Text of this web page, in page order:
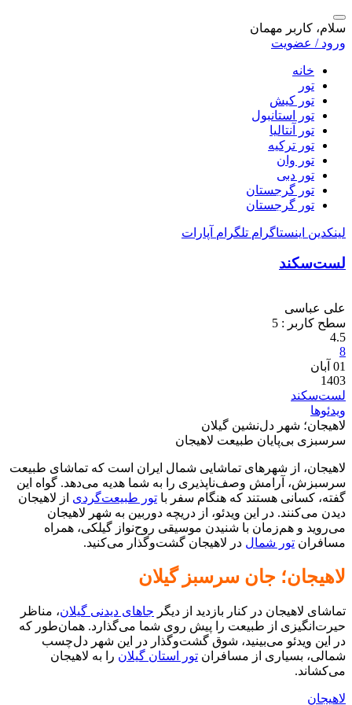
سلام، کاربر مهمان
ورود / عضویت
خانه
تور
تور کیش
تور استانبول
تور آنتالیا
تور ترکیه
تور وان
تور دبی
تور گرجستان
تور گرجستان
لینکدین اینستاگرام تلگرام آپارات
لست‌سکند
علی عباسی
سطح کاربر : 5
4.5
8
01 آبان
1403
لست‌سکند
ویدئوها
لاهیجان؛ شهر دل‌نشین گیلان
سرسبزی بی‌پایان طبیعت لاهیجان
لاهیجان، از شهرهای تماشایی شمال ایران است که تماشای طبیعت
سرسبزش، آرامش وصف‌ناپذیری را به شما هدیه می‌دهد. گواه این
گفته، کسانی هستند که هنگام سفر با تور طبیعت‌گردی از لاهیجان
دیدن می‌کنند. در این ویدئو، از دریچه دوربین به شهر لاهیجان
می‌روید و هم‌زمان با شنیدن موسیقی روح‌نواز گیلکی، همراه
مسافران تور شمال در لاهیجان گشت‌وگذار می‌کنید.
لاهیجان؛ جان سرسبز گیلان
تماشای لاهیجان در کنار بازدید از دیگر جاهای دیدنی گیلان، مناظر
حیرت‌انگیزی از طبیعت را پیش روی شما می‌گذارد. همان‌طور که
در این ویدئو می‌بینید، شوق گشت‌وگذار در این شهر دل‌چسب
شمالی، بسیاری از مسافران تور استان گیلان را به لاهیجان
می‌کشاند.
لاهیجان